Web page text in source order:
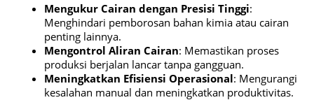
Mengukur Cairan dengan Presisi Tinggi:
Menghindari pemborosan bahan kimia atau cairan
penting lainnya.
Mengontrol Aliran Cairan: Memastikan proses
produksi berjalan lancar tanpa gangguan.
Meningkatkan Efisiensi Operasional: Mengurangi
kesalahan manual dan meningkatkan produktivitas.